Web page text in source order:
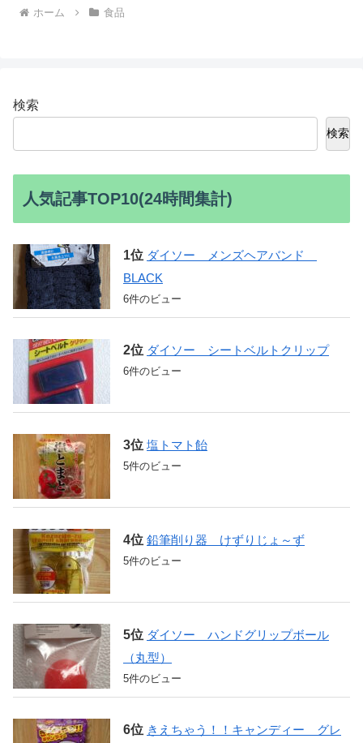
ホーム 食品
検索
検索
人気記事TOP10(24時間集計)
ダイソー メンズヘアバンド
BLACK
6件のビュー
ダイソー シートベルトクリップ
6件のビュー
塩トマト飴
5件のビュー
鉛筆削り器 けずりじょ～ず
5件のビュー
ダイソー ハンドグリップボール
（丸型）
5件のビュー
きえちゃう！！キャンディー グレ